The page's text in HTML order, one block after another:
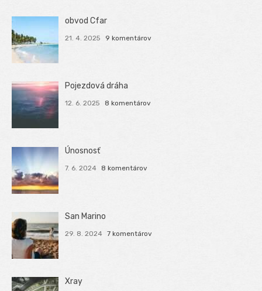
obvod Cfar
21. 4. 2025 9 komentárov
Pojezdová dráha
12. 6. 2025 8 komentárov
Únosnosť
7. 6. 2024 8 komentárov
San Marino
29. 8. 2024 7 komentárov
Xray